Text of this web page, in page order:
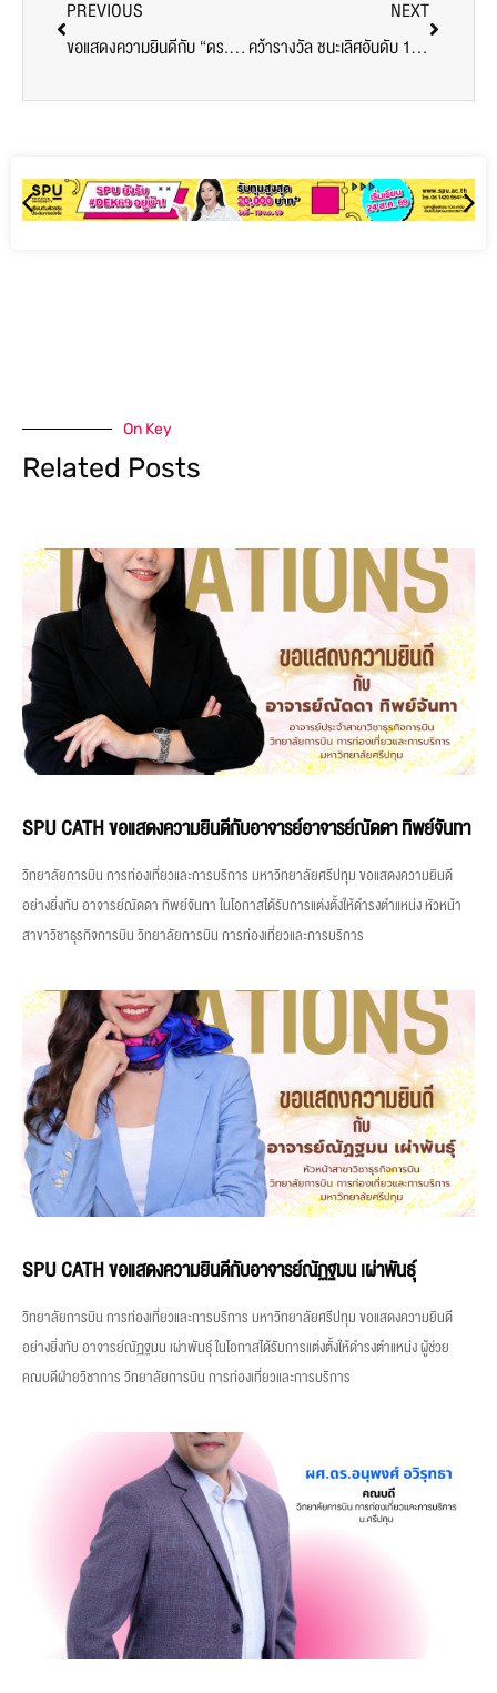
PREVIOUS
ขอแสดงความยินดีกับ “ดร.นครินทร์ ทั่งทอง” หัวหน้าหัวหน้าสาขาการจัดการบริการธุรกิจเรือสำราญ วิทยาลัยการท่องเที่ยวและการบริการ ม.ศรีปทุม
NEXT
คว้ารางวัล ชนะเลิศอันดับ 1 ในการประกวด “นางนพมาศ เทศบาลเมืองกันทรลักษ์” จ. ศรีสะเกษ
On Key
Related Posts
SPU CATH ขอแสดงความยินดีกับอาจารย์อาจารย์ณัดดา ทิพย์จันทา
วิทยาลัยการบิน การท่องเที่ยวและการบริการ มหาวิทยาลัยศรีปทุม ขอแสดงความยินดี
อย่างยิ่งกับ อาจารย์ณัดดา ทิพย์จันทา ในโอกาสได้รับการแต่งตั้งให้ดำรงตำแหน่ง หัวหน้า
สาขาวิชาธุรกิจการบิน วิทยาลัยการบิน การท่องเที่ยวและการบริการ
SPU CATH ขอแสดงความยินดีกับอาจารย์ณัฏฐมน เผ่าพันธุ์
วิทยาลัยการบิน การท่องเที่ยวและการบริการ มหาวิทยาลัยศรีปทุม ขอแสดงความยินดี
อย่างยิ่งกับ อาจารย์ณัฏฐมน เผ่าพันธุ์ ในโอกาสได้รับการแต่งตั้งให้ดำรงตำแหน่ง ผู้ช่วย
คณบดีฝ่ายวิชาการ วิทยาลัยการบิน การท่องเที่ยวและการบริการ